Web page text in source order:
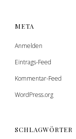
META
Anmelden
Eintrags-Feed
Kommentar-Feed
WordPress.org
SCHLAGWÖRTER